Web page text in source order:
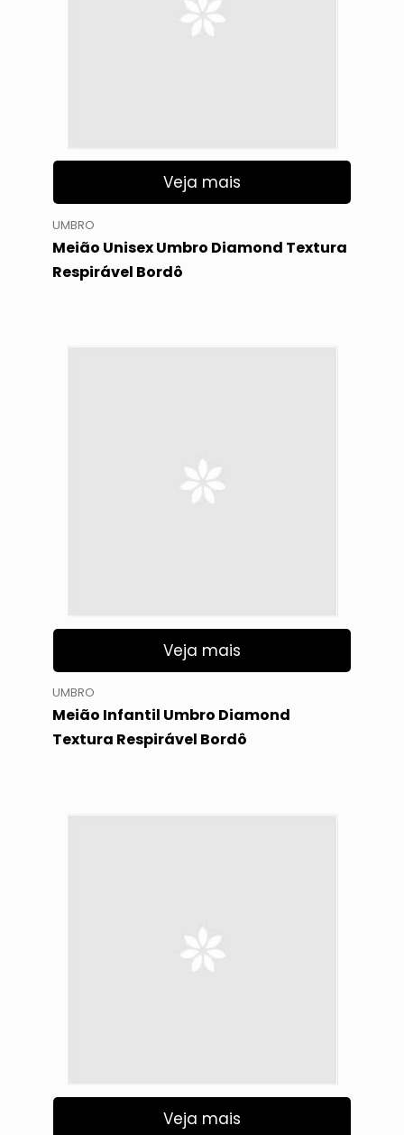
Veja mais
UMBRO
Meião Unisex Umbro Diamond Textura
Respirável Bordô
Veja mais
UMBRO
Meião Infantil Umbro Diamond
Textura Respirável Bordô
Veja mais